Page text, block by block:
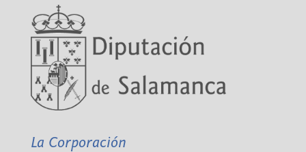
La Corporación